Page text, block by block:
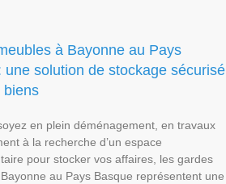
à Bayonne au Pays
une solution de stockage sécurisé
biens
en plein déménagement, en travaux
à la recherche d’un espace
pour stocker vos affaires, les gardes
au Pays Basque représentent une